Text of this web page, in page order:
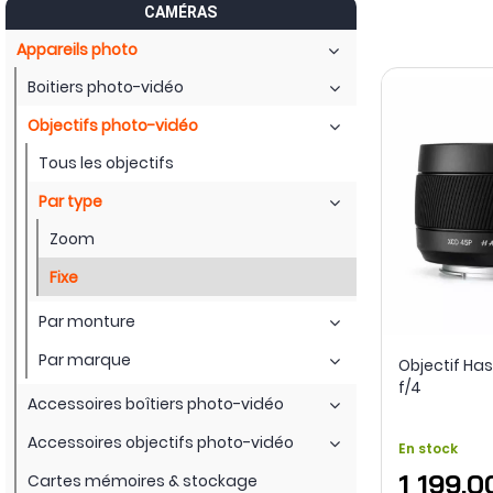
abandonnent l’autofocus au profit d’une mise au point
Les gammes Sony, Canon, Nikon, Panasonic, Fujifilm,
mobilité jusqu’au téléobjectif professionnel. Le catalogue a
conçues pour les configurations de
cinéma numérique
.
l’image.
CAMÉRAS
Appareils photo
Boitiers photo-vidéo
Objectifs photo-vidéo
Tous les objectifs
Par type
Zoom
Fixe
Par monture
Par marque
Accessoires boîtiers photo-vidéo
Accessoires objectifs photo-vidéo
Cartes mémoires & stockage
Objectif
f/4
En stock
1